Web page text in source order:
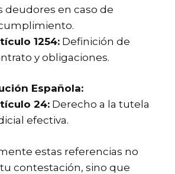
deudores en caso de
1254: Definición de
y obligaciones.
Española:
24: Derecho a la tutela
efectiva.
estas referencias no
contestación, sino que